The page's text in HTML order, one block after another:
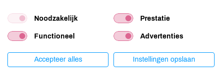
Lupine
onbekend
Noten
onbekend
Schaaldieren
onbekend
Selderij
onbekend
Noodzakelijk Prestatie
Functioneel Advertenties
Accepteer alles Instellingen opslaan